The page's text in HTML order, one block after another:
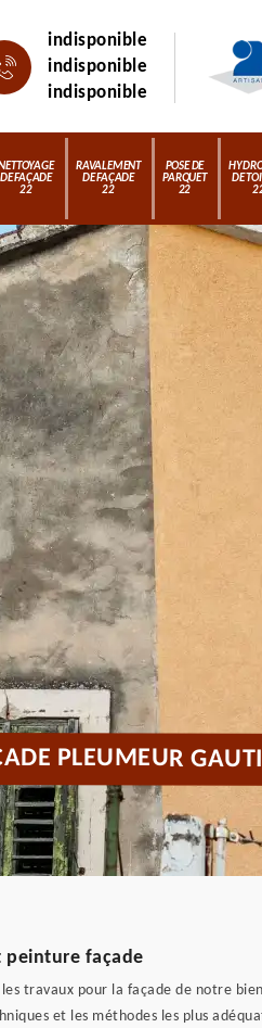
indisponible
indisponible
indisponible
DE FAÇADE
22
RAVALEMENT
DE FAÇADE
22
POSE DE
PARQUET
22
DE
PLEUMEUR
peinture façade
travaux pour la façade de notre
et les méthodes les plus